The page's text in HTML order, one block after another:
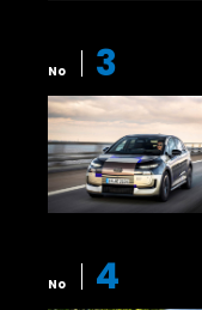
No 3
No 4